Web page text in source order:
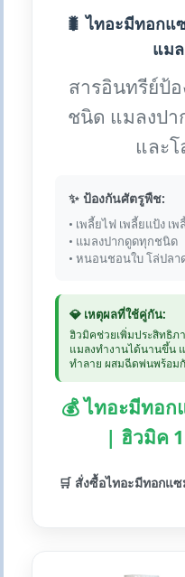
🐛 ไทอะมีทอกแ
แม
สารอินทรีย์ป้
ชนิด แมลงป
และ
✨ ป้องกันศัตรูพืช:
• เพลี้ยไฟ เพลี้ยแป้ง เ
• แมลงปากดูดทุกชนิด
• หนอนชอนใบ โล่ปลา
💎 เหตุผลที่ใช้คู่กัน:
ฮิวมิคช่วยเพิ่มประสิทธิภ
แมลงทำงานได้นานขึ้น
ทำลาย ผสมฉีดพ่นพร้อม
💰 ไทอะมีทอก
| ฮิวมิค
🛒 สั่งซื้อไทอะมีทอกแซ